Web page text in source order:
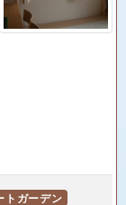
トガーデン